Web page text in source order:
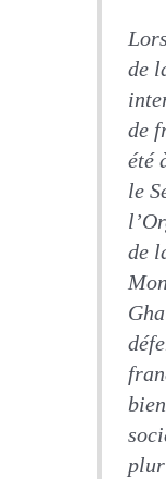
de
de
été
le
de